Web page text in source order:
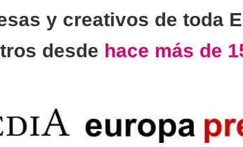
y creativos de toda
desde hace más de